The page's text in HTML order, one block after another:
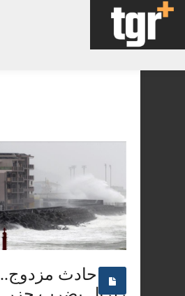
حادث مزدوج..